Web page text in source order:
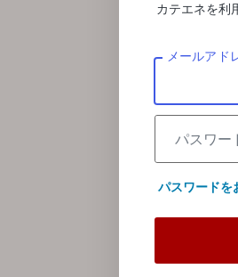
カテエネを利
メールアド
パスワ
パスワードを